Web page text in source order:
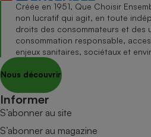
Créée en 1951, Que Choisir
non lucratif qui agit, en toute
droits des consommateurs et des
consommation responsable,
enjeux sanitaires, sociétaux et
Nous découvrir
Informer
S’abonner au site
S’abonner au magazine